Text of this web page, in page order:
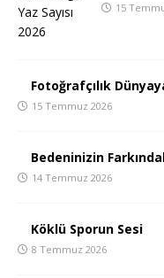
15
Fotoğrafçılık
15 Temmuz 2026
Bedeninizin
14 Temmuz 2026
Köklü Sporun Sesi
8 Temmuz 2026